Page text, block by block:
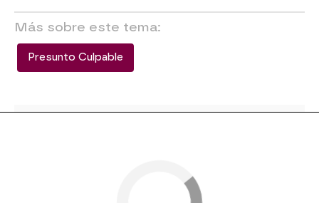
Más sobre este tema:
Presunto Culpable